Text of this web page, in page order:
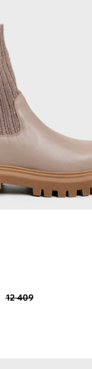
12 409